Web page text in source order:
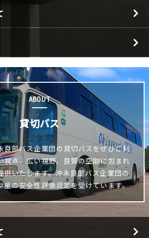
ABOUT
貸切バス
良部バス企業団の貸切バスをぜひご利
視点、広い視野、良質の空間に包まれ
供いたします。沖永良部バス企業団の
星の安全性評価認定を受けています。